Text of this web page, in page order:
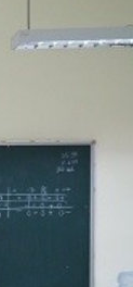
Vẻ đẹp
văn
Lưu Nguyệt